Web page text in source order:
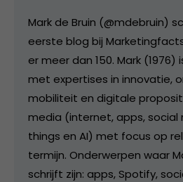
Mark de Bruin (@mdebruin)
eerste blog bij
er meer dan 150. Mark
met expertises in innovatie,
mobiliteit en digitale
media (internet, apps,
things en AI) met focus op
termijn. Onderwerpen waar
schrijft zijn: apps, Spotify,